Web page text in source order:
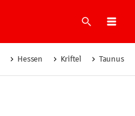
Suche
Hessen Kriftel Taunus